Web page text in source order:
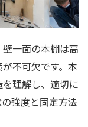
一面の本棚は高
不可欠です。本
理解し、適切に
強度と固定方法